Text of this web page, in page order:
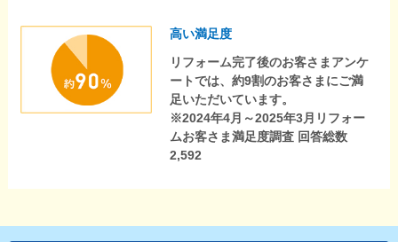
高い満足度
リフォーム完了後のお客さまアンケ
ートでは、約9割のお客さまにご満
足いただいています。
※2024年4月～2025年3月リフォー
ムお客さま満足度調査 回答総数
2,592